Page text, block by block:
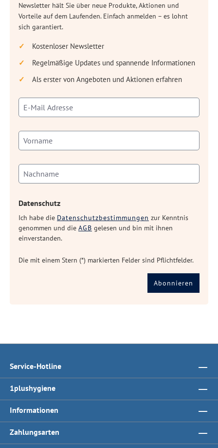
Newsletter hält Sie über neue Produkte, Aktionen und
Vorteile auf dem Laufenden. Einfach anmelden – es lohnt
sich garantiert.
Kostenloser Newsletter
Regelmäßige Updates und spannende Informationen
Als erster von Angeboten und Aktionen erfahren
Datenschutz
Ich habe die Datenschutzbestimmungen zur Kenntnis
genommen und die AGB gelesen und bin mit ihnen
einverstanden.
Die mit einem Stern (*) markierten Felder sind Pflichtfelder.
Abonnieren
Service-Hotline
1plushygiene
Informationen
Zahlungsarten